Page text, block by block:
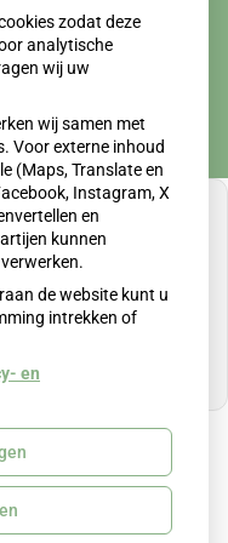
- 17.00
gegeven voor
om dit te zien.
zodat deze
analytische
wij uw
wij samen met
Voor externe inhoud
(Maps, Translate en
Instagram, X
en
kunnen
de website kunt u
intrekken of
en